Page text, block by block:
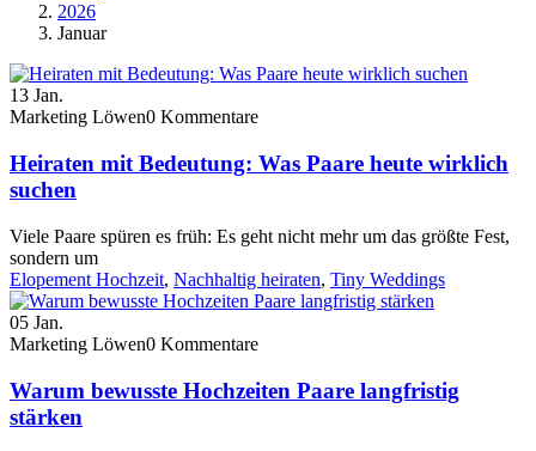
2026
Januar
13 Jan.
Marketing Löwen0 Kommentare
Heiraten mit Bedeutung: Was Paare heute wirklich
suchen
Viele Paare spüren es früh: Es geht nicht mehr um das größte Fest,
sondern um
Elopement Hochzeit, Nachhaltig heiraten, Tiny Weddings
05 Jan.
Marketing Löwen0 Kommentare
Warum bewusste Hochzeiten Paare langfristig
stärken